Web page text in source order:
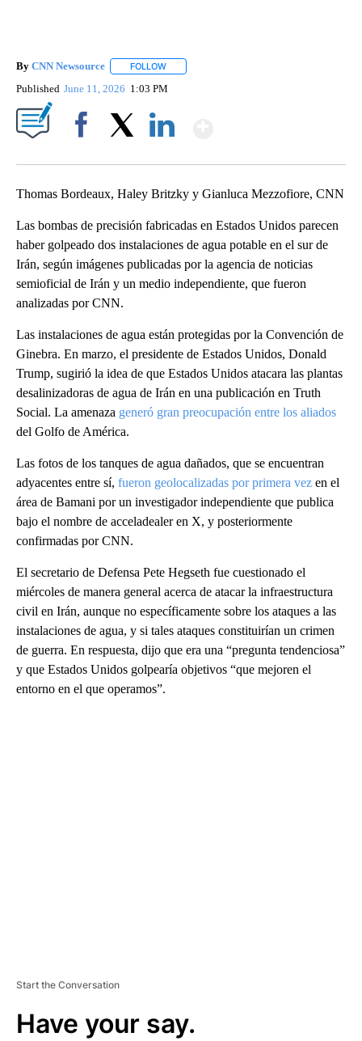
By CNN Newsource FOLLOW
Published June 11, 2026 1:03 PM
Thomas Bordeaux, Haley Britzky y Gianluca Mezzofiore, CNN
Las bombas de precisión fabricadas en Estados Unidos parecen
haber golpeado dos instalaciones de agua potable en el sur de
Irán, según imágenes publicadas por la agencia de noticias
semioficial de Irán y un medio independiente, que fueron
analizadas por CNN.
Las instalaciones de agua están protegidas por la Convención de
Ginebra. En marzo, el presidente de Estados Unidos, Donald
Trump, sugirió la idea de que Estados Unidos atacara las plantas
desalinizadoras de agua de Irán en una publicación en Truth
Social. La amenaza generó gran preocupación entre los aliados
del Golfo de América.
Las fotos de los tanques de agua dañados, que se encuentran
adyacentes entre sí, fueron geolocalizadas por primera vez en el
área de Bamani por un investigador independiente que publica
bajo el nombre de acceladealer en X, y posteriormente
confirmadas por CNN.
El secretario de Defensa Pete Hegseth fue cuestionado el
miércoles de manera general acerca de atacar la infraestructura
civil en Irán, aunque no específicamente sobre los ataques a las
instalaciones de agua, y si tales ataques constituirían un crimen
de guerra. En respuesta, dijo que era una “pregunta tendenciosa”
y que Estados Unidos golpearía objetivos “que mejoren el
entorno en el que operamos”.
Start the Conversation
Have your say.